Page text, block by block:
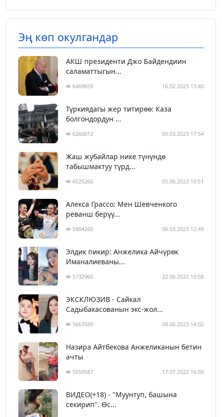
Эң көп окулгандар
АКШ президенти Джо Байдендиин
саламаттыгын...
6469659 16.02.2023 13:40
Түркиядагы жер титирөө: Каза
болгондордун ...
6260012 05.03.2023 17:54
Жаш жубайлар нике түнүндө
табышмактуу түрд...
6025266 05.06.2023 10:51
Алекса Грассо: Мен Шевченкого
реванш берүү...
5904260 06.03.2023 12:49
Элдик пикир: Анжелика Айчүрөк
Иманалиеваны...
5732960 22.06.2022 10:58
ЭКСКЛЮЗИВ - Сайкал
Садыбакасованын экс-жол...
5663589 08.06.2023 14:02
Назира Айтбекова Анжеликанын бетин
ачты
5559587 17.07.2022 16:50
ВИДЕО(+18) - "Муунтуп, башына
секирип". Өс...